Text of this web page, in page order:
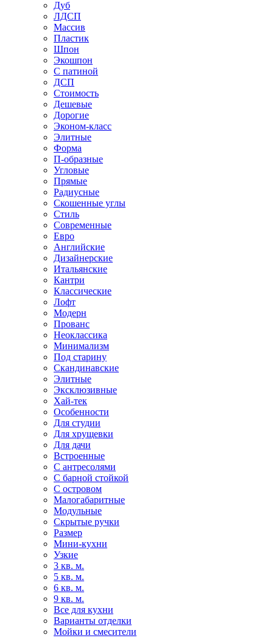
Дуб
ЛДСП
Массив
Пластик
Шпон
Экошпон
С патиной
ДСП
Стоимость
Дешевые
Дорогие
Эконом-класс
Элитные
Форма
П-образные
Угловые
Прямые
Радиусные
Скошенные углы
Стиль
Современные
Евро
Английские
Дизайнерские
Итальянские
Кантри
Классические
Лофт
Модерн
Прованс
Неоклассика
Минимализм
Под старину
Скандинавские
Элитные
Эксклюзивные
Хай-тек
Особенности
Для студии
Для хрущевки
Для дачи
Встроенные
С антресолями
С барной стойкой
С островом
Малогабаритные
Модульные
Скрытые ручки
Размер
Мини-кухни
Узкие
3 кв. м.
5 кв. м.
6 кв. м.
9 кв. м.
Все для кухни
Варианты отделки
Мойки и смесители